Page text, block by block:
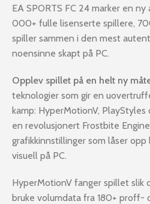
EA SPORTS FC 24 marker en
000+ fulle lisenserte spillere,
spiller sammen i den mest
noensinne skapt på PC.
Opplev spillet på en helt ny
teknologier som gir en
kamp: HyperMotionV,
en revolusjonert Frostbite
grafikkinnstillinger som låser
visuell på PC.
HyperMotionV fanger spillet slik
bruke volumdata fra 180+ proff-